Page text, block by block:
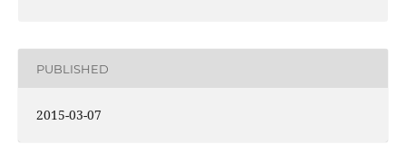
PUBLISHED
2015-03-07